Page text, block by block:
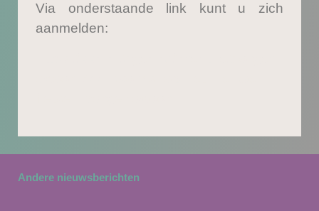
Via onderstaande link kunt u zich
aanmelden:
Andere nieuwsberichten